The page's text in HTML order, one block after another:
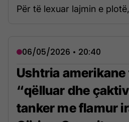
Për të lexuar lajmin e
06/05/2026 • 20:40
Ushtria amerikane
“qëlluar dhe
tanker me flamur